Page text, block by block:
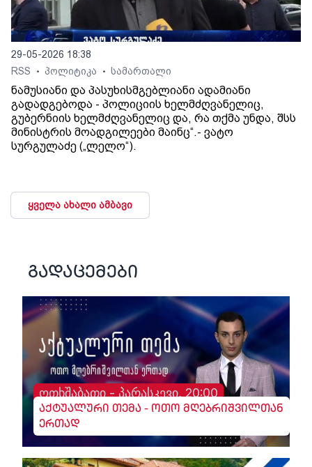
29-05-2026 18:38
RSS
• პოლიტიკა • სამართალი
ნამუსიანი და პასუხისმგებლიანი ადამიანი
გადადგებოდა - პოლიციის ხელმძღვანელიც,
გუბერნიის ხელმძღვანელიც და, რა თქმა უნდა, შსს
მინისტრის მოადგილეები მაინც“.- ვატო
სურგულაძე („ლელო“).
ყველა ახალი ამბავი
გადაცემები
ოთხშაბათი - პარასკევი, 20:00
აქტუალური თემა - ოთო მღებრიშვილთან
ერთად